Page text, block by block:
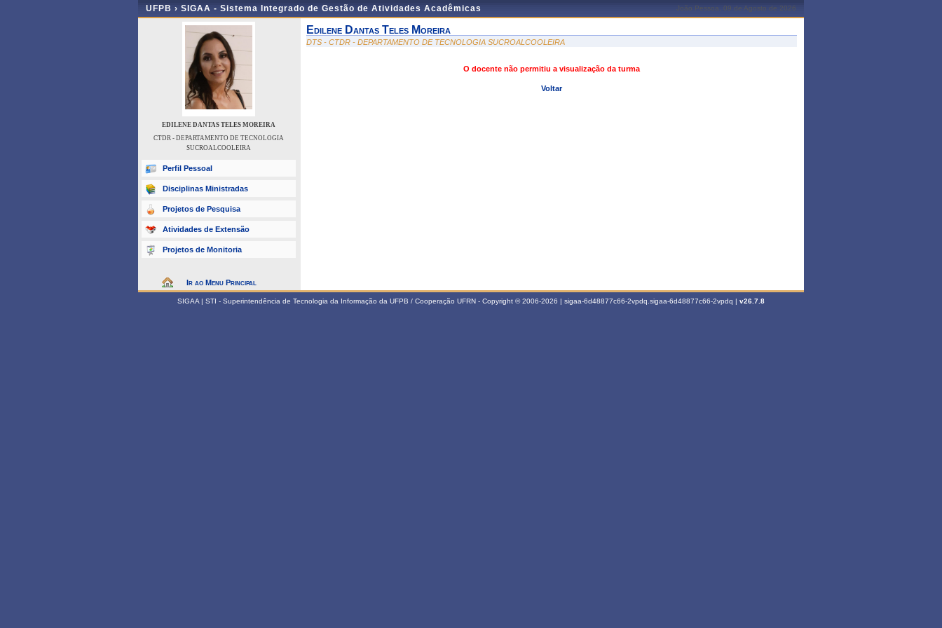
UFPB › SIGAA - Sistema Integrado de Gestão de Atividades Acadêmicas João Pessoa, 09 de Agosto de 2026
EDILENE DANTAS TELES MOREIRA
CTDR - DEPARTAMENTO DE TECNOLOGIA
SUCROALCOOLEIRA
Perfil Pessoal
Disciplinas Ministradas
Projetos de Pesquisa
Atividades de Extensão
Projetos de Monitoria
Ir ao Menu Principal
Edilene Dantas Teles Moreira
DTS - CTDR - DEPARTAMENTO DE TECNOLOGIA SUCROALCOOLEIRA
O docente não permitiu a visualização da turma
Voltar
SIGAA | STI - Superintendência de Tecnologia da Informação da UFPB / Cooperação UFRN - Copyright © 2006-2026 | sigaa-6d48877c66-2vpdq.sigaa-6d48877c66-2vpdq | v26.7.8